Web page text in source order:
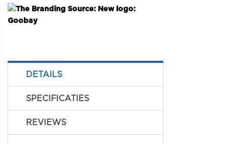
DETAILS
SPECIFICATIES
REVIEWS